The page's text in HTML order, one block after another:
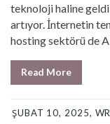
teknoloji haline
artıyor. İnternetin
hosting sektörü de
Read More
ŞUBAT 10, 2025,